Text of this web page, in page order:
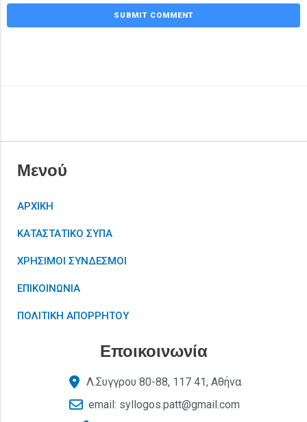
Μενού
ΑΡΧΙΚΗ
ΚΑΤΑΣΤΑΤΙΚΟ ΣΥΠΑ
ΧΡΗΣΙΜΟΙ ΣΥΝΔΕΣΜΟΙ
ΕΠΙΚΟΙΝΩΝΙΑ
ΠΟΛΙΤΙΚΗ ΑΠΟΡΡΗΤΟΥ
Εποικοινωνία
Λ.Συγγρου 80-88, 117 41, Αθήνα
email: syllogos.patt@gmail.com